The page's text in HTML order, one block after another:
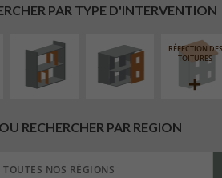
PAR TYPE D'INTERVENTION
RÉFECTION DES
TOITURES
OU RECHERCHER PAR REGION